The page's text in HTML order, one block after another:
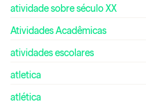
atividade sobre século XX
Atividades Acadêmicas
atividades escolares
atletica
atlética